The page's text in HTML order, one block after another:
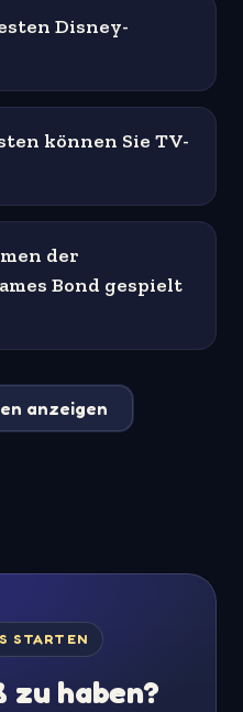
Disney-
können Sie TV-
der
Bond gespielt
anzeigen
STARTEN
zu haben?